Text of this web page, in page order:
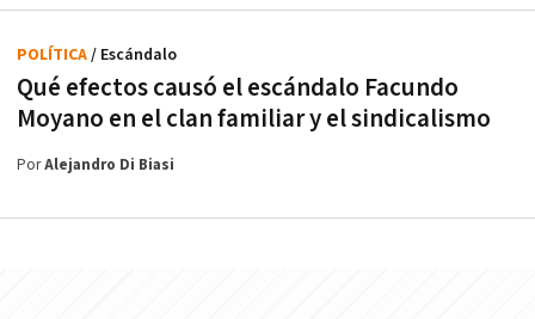
Qué efectos causó el escándalo Facundo
Moyano en el clan familiar y el sindicalismo
POLÍTICA/ Escándalo
PorAlejandro Di Biasi